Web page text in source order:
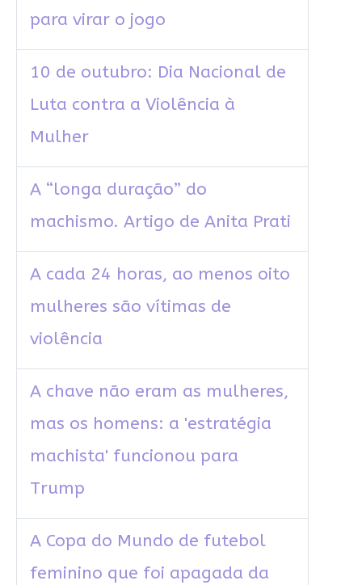
para virar o jogo
10 de outubro: Dia Nacional de
Luta contra a Violência à
Mulher
A “longa duração” do
machismo. Artigo de Anita Prati
A cada 24 horas, ao menos oito
mulheres são vítimas de
violência
A chave não eram as mulheres,
mas os homens: a 'estratégia
machista' funcionou para
Trump
A Copa do Mundo de futebol
feminino que foi apagada da